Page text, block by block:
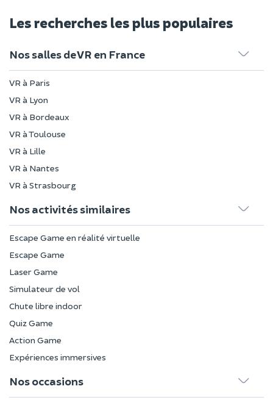
Les recherches les plus populaires
Nos salles de VR en France
VR à Paris
VR à Lyon
VR à Bordeaux
VR à Toulouse
VR à Lille
VR à Nantes
VR à Strasbourg
Nos activités similaires
Escape Game en réalité virtuelle
Escape Game
Laser Game
Simulateur de vol
Chute libre indoor
Quiz Game
Action Game
Expériences immersives
Nos occasions